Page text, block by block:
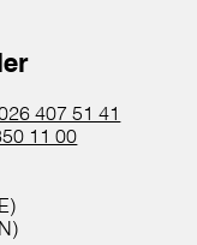
407 51 41
11 00